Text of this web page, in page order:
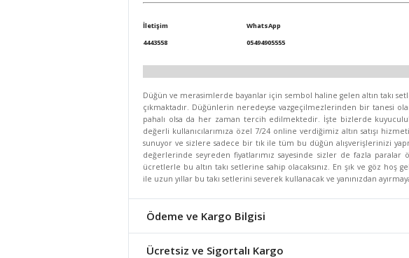
İletişim
4443558
WhatsApp
05494905555
Düğün ve merasimlerde bayanlar için sembol haline gelen altın takı
çıkmaktadır. Düğünlerin neredeyse vazgeçilmezlerinden bir tanesi
pahalı olsa da her zaman tercih edilmektedir. İşte bizlerde
değerli kullanıcılarımıza özel 7/24 online verdiğimiz altın satışı
sunuyor ve sizlere sadece bir tık ile tüm bu düğün alışverişlerinizi
değerlerinde seyreden fiyatlarımız sayesinde sizler de fazla
ücretlerle bu altın takı setlerine sahip olacaksınız. En şık ve göz hoş
ile uzun yıllar bu takı setlerini severek kullanacak ve yanınızdan
Ödeme ve Kargo Bilgisi
Ücretsiz ve Sigortalı Kargo